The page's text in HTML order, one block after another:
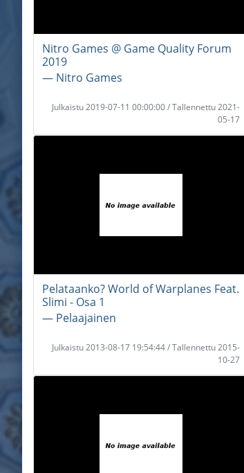
Nitro Games @ Game Quality Forum
2019
― Nitro Games
Julkaistu 2019-07-11 00:00:00 / Tallennettu 2021-
05-17
Pelataanko? World of Warplanes Feat.
Slimi - Osa 1
― Pelaajainen
Julkaistu 2013-08-17 19:54:44 / Tallennettu 2015-
10-27